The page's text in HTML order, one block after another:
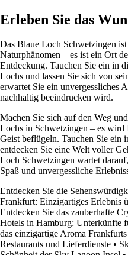
Erleben Sie das
Das Blaue Loch Schwetzingen
Naturphänomen – es ist ein Ort
Entdeckung. Tauchen Sie ein in
Lochs und lassen Sie sich von
erwartet Sie ein unvergessliches
nachhaltig beeindrucken wird.
Machen Sie sich auf den Weg
Lochs in Schwetzingen – es wird
Geist beflügeln. Tauchen Sie ein
entdecken Sie eine Welt voller
Loch Schwetzingen wartet
Spaß und unvergessliche
Entdecken Sie die
Frankfurt: Einzigartiges Erlebnis
Entdecken Sie das zauberhafte
Hotels in Hamburg: Unterkünfte
das einzigartige Aroma Frankfurts
Restaurants und Lieferdienste •